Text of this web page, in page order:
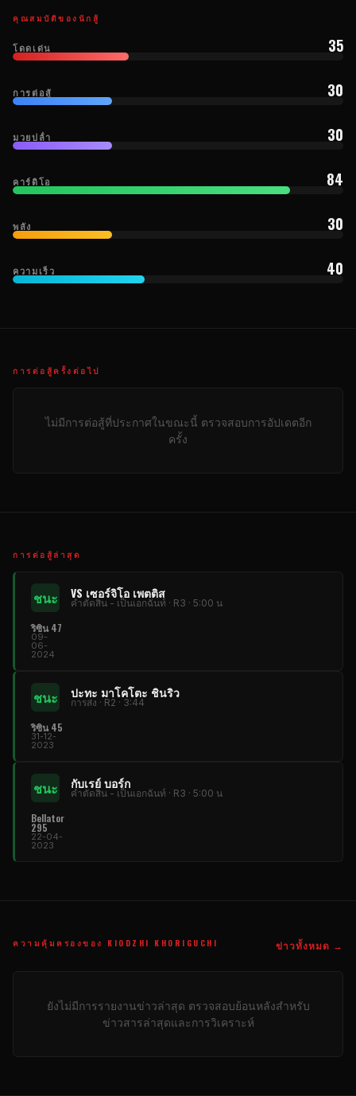
คุณสมบัติของนักสู้
โดดเด่น 35
การต่อสู้ 30
มวยปล้ํา 30
คาร์ดิโอ 84
พลัง 30
ความเร็ว 40
การต่อสู้ครั้งต่อไป
ไม่มีการต่อสู้ที่ประกาศในขณะนี้ ตรวจสอบการอัปเดตอีก
ครั้ง
การต่อสู้ล่าสุด
ชนะ VS เซอร์จิโอ เพตติส
คําตัดสิน - เป็นเอกฉันท์ · R3 · 5:00 น
ริซิน 47
09-
06-
2024
ชนะ ปะทะ มาโคโตะ ชินริว
การส่ง · R2 · 3:44
ริซิน 45
31-12-
2023
ชนะ กับเรย์ บอร์ก
คําตัดสิน - เป็นเอกฉันท์ · R3 · 5:00 น
Bellator
295
22-04-
2023
ความคุ้มครองของ KIODZHI KHORIGUCHI ข่าวทั้งหมด →
ยังไม่มีการรายงานข่าวล่าสุด ตรวจสอบย้อนหลังสําหรับ
ข่าวสารล่าสุดและการวิเคราะห์